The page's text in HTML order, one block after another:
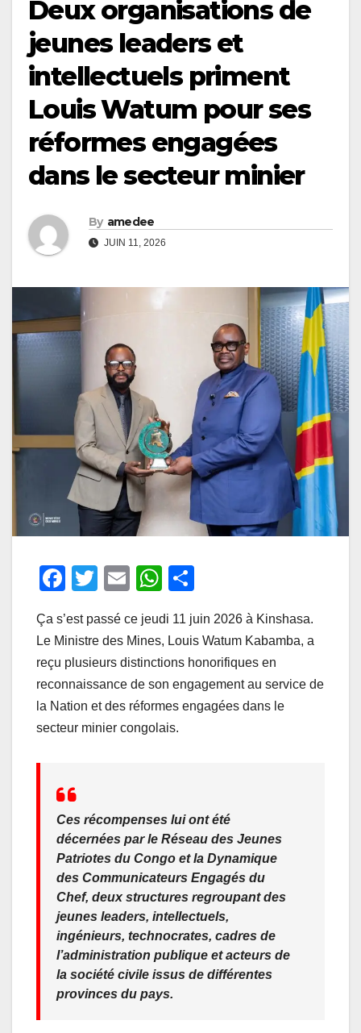
Deux organisations de
jeunes leaders et
intellectuels priment
Louis Watum pour ses
réformes engagées
dans le secteur minier
By amedee
JUIN 11, 2026
F
c
e
b
o
o
T
tt
er
E
ail
W
at
s
A
p
p
ta
g
er
Ça s’est passé ce jeudi 11 juin 2026 à Kinshasa.
Le Ministre des Mines, Louis Watum Kabamba, a
reçu plusieurs distinctions honorifiques en
reconnaissance de son engagement au service de
la Nation et des réformes engagées dans le
secteur minier congolais.
Ces récompenses lui ont été
décernées par le Réseau des Jeunes
Patriotes du Congo et la Dynamique
des Communicateurs Engagés du
Chef, deux structures regroupant des
jeunes leaders, intellectuels,
ingénieurs, technocrates, cadres de
l’administration publique et acteurs de
la société civile issus de différentes
provinces du pays.